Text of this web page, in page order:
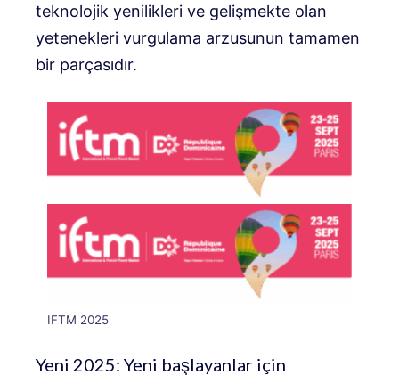
teknolojik yenilikleri ve gelişmekte olan
yetenekleri vurgulama arzusunun tamamen
bir parçasıdır.
IFTM 2025
Yeni 2025: Yeni başlayanlar için